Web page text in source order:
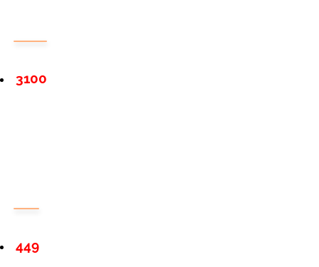
3100
449